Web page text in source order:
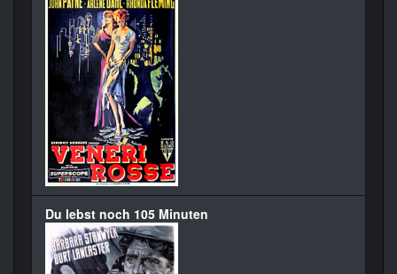
Du lebst noch 105 Minuten